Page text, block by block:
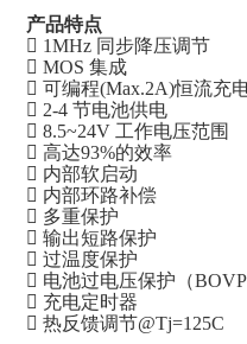
产品特点
 1MHz 同步降压调节
 MOS 集成
 可编程(Max.2A)恒流充
 2-4 节电池供电
 8.5~24V 工作电压范围
 高达93%的效率
 内部软启动
 内部环路补偿
 多重保护
 输出短路保护
 过温度保护
 电池过电压保护（
 充电定时器
 热反馈调节@Tj=125C